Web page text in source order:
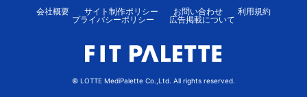
会社概要 サイト制作ポリシー お問い合わせ
利用規約
プライバシーポリシー
広告掲載について
© LOTTE MediPalette Co.,Ltd. All rights reserved.